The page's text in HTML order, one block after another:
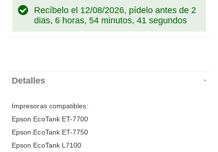
Recíbelo el 12/08/2026, pídelo antes de 2
dias, 6 horas, 54 minutos, 41 segundos
Detalles
Impresoras compatibles:
Epson EcoTank ET-7700
Epson EcoTank ET-7750
Epson EcoTank L7100